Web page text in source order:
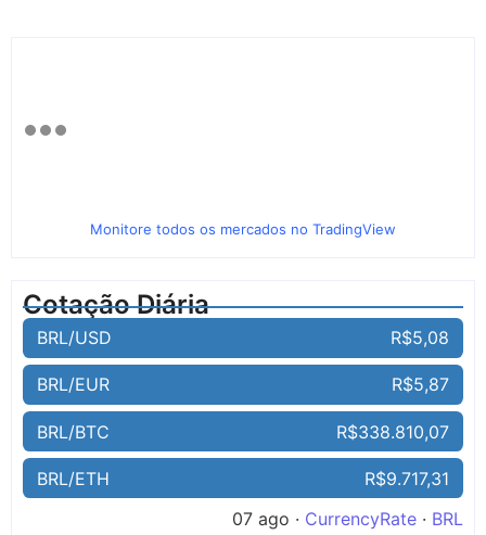
Monitore todos os mercados no TradingView
Cotação Diária
BRL/USD R$5,08
BRL/EUR R$5,87
BRL/BTC R$338.810,07
BRL/ETH
R$9.717,31
07 ago · CurrencyRate · BRL